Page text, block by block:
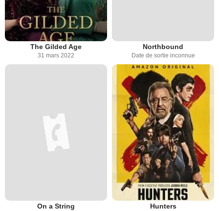
The Gilded Age
31 mars 2022
Northbound
Date de sortie inconnue
On a String Hunters